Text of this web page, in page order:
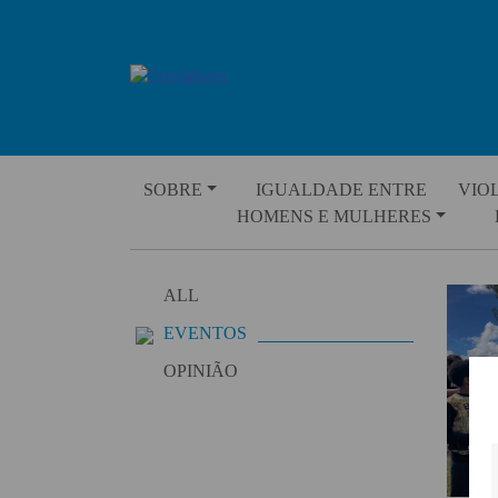
SOBRE
IGUALDADE ENTRE
HOMENS E MULHERES
ALL
EVENTOS
OPINIÃO